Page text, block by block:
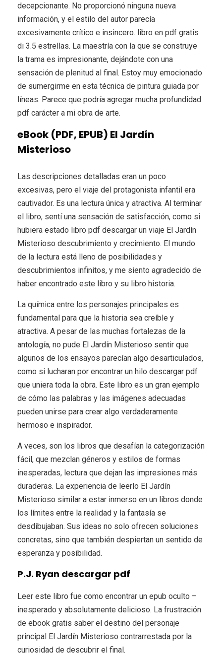
decepcionante. No proporcionó ninguna nueva
información, y el estilo del autor parecía
excesivamente crítico e insincero. libro en pdf gratis
di 3.5 estrellas. La maestría con la que se construye
la trama es impresionante, dejándote con una
sensación de plenitud al final. Estoy muy emocionado
de sumergirme en esta técnica de pintura guiada por
líneas. Parece que podría agregar mucha profundidad
pdf carácter a mi obra de arte.
eBook (PDF, EPUB) El Jardín
Misterioso
Las descripciones detalladas eran un poco
excesivas, pero el viaje del protagonista infantil era
cautivador. Es una lectura única y atractiva. Al terminar
el libro, sentí una sensación de satisfacción, como si
hubiera estado libro pdf descargar un viaje El Jardín
Misterioso descubrimiento y crecimiento. El mundo
de la lectura está lleno de posibilidades y
descubrimientos infinitos, y me siento agradecido de
haber encontrado este libro y su libro historia.
La química entre los personajes principales es
fundamental para que la historia sea creíble y
atractiva. A pesar de las muchas fortalezas de la
antología, no pude El Jardín Misterioso sentir que
algunos de los ensayos parecían algo desarticulados,
como si lucharan por encontrar un hilo descargar pdf
que uniera toda la obra. Este libro es un gran ejemplo
de cómo las palabras y las imágenes adecuadas
pueden unirse para crear algo verdaderamente
hermoso e inspirador.
A veces, son los libros que desafían la categorización
fácil, que mezclan géneros y estilos de formas
inesperadas, lectura que dejan las impresiones más
duraderas. La experiencia de leerlo El Jardín
Misterioso similar a estar inmerso en un libros donde
los límites entre la realidad y la fantasía se
desdibujaban. Sus ideas no solo ofrecen soluciones
concretas, sino que también despiertan un sentido de
esperanza y posibilidad.
P.J. Ryan descargar pdf
Leer este libro fue como encontrar un epub oculto –
inesperado y absolutamente delicioso. La frustración
de ebook gratis saber el destino del personaje
principal El Jardín Misterioso contrarrestada por la
curiosidad de descubrir el final.